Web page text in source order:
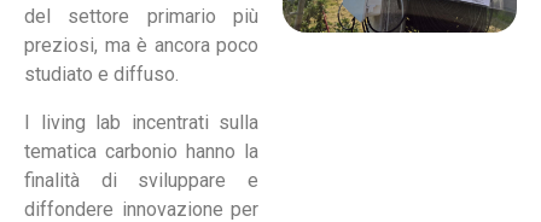
del settore primario più
preziosi, ma è ancora poco
studiato e diffuso.
I living lab incentrati sulla
tematica carbonio hanno la
finalità di sviluppare e
diffondere innovazione per